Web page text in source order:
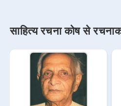
साहित्य रचना कोष से